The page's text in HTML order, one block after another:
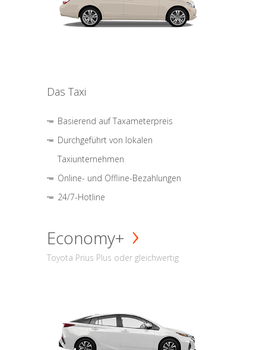
Das Taxi
Basierend auf Taxameterpreis
Durchgeführt von lokalen
Taxiunternehmen
Online- und Offline-Bezahlungen
24/7-Hotline
Economy+
Toyota Prius Plus oder gleichwertig